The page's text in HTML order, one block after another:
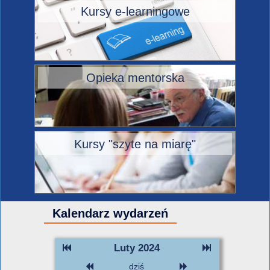
Kursy e-learningowe
Opieka mentorska
Kursy "szyte na miarę"
Kalendarz wydarzeń
Luty 2024
dziś